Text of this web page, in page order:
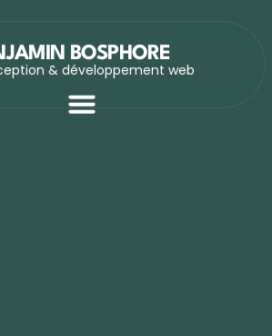
BOSPHORE
& développement web